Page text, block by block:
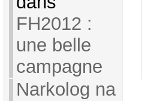
FH2012 :
une belle
campagne
Narkolog na